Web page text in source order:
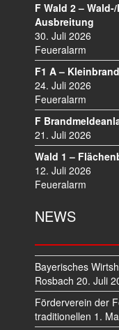
F Wald 2 –
Ausbreitung
30. Juli 2026
Feueralarm
F1 A –
24. Juli 2026
Feueralarm
F
21. Juli 2026
Wald 1 –
12. Juli 2026
Feueralarm
NEWS
Bayerisches
Rosbach 20. Juli
Förderverein der
traditionellen 1.